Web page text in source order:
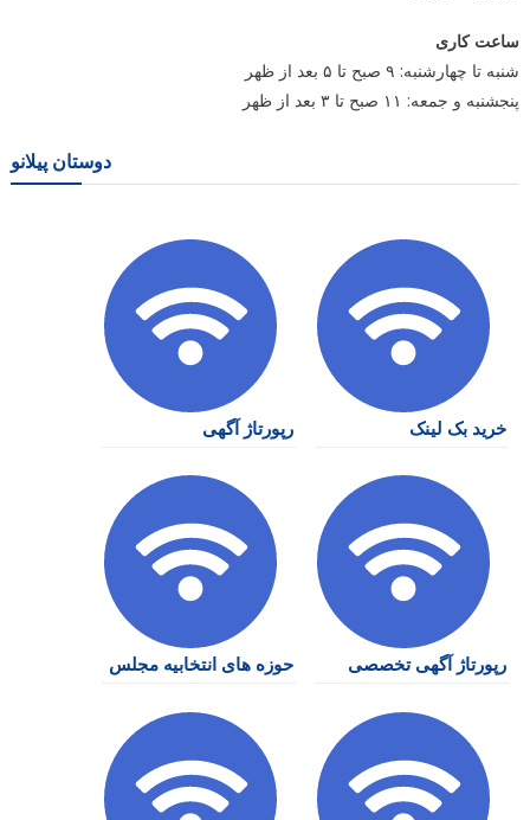
ساعت کاری
شنبه تا چهارشنبه: ۹ صبح تا ۵ بعد از ظهر
پنجشنبه و جمعه: ۱۱ صبح تا ۳ بعد از ظهر
دوستان پیلانو
خرید بک لینک رپورتاژ آگهی
رپورتاژ آگهی تخصصی حوزه های انتخابیه مجلس